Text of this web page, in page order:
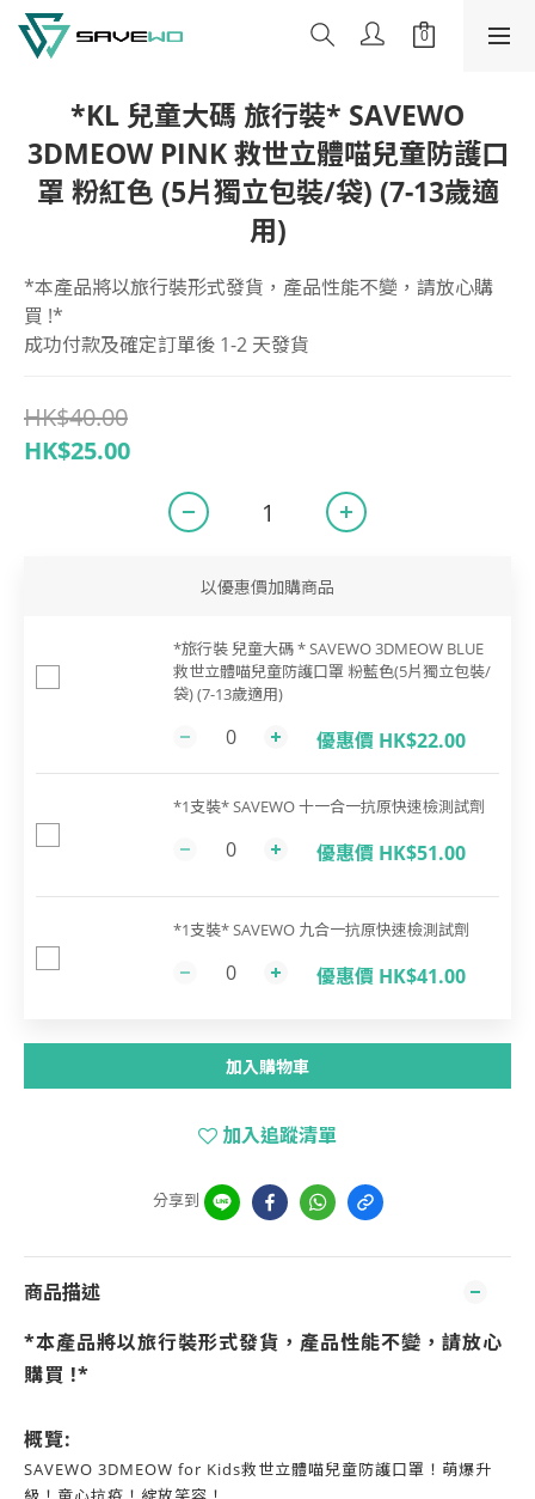
*KL 兒童大碼 旅行裝* SAVEWO
3DMEOW PINK 救世立體喵兒童防護口
罩 粉紅色 (5片獨立包裝/袋) (7-13歲適
用)
*本產品將以旅行裝形式發貨，產品性能不變，請放心購
買 !*
成功付款及確定訂單後 1-2 天發貨
HK$40.00
HK$25.00
以優惠價加購商品
*旅行裝 兒童大碼 * SAVEWO 3DMEOW BLUE
救世立體喵兒童防護口罩 粉藍色(5片獨立包裝/
袋) (7-13歲適用)
優惠價 HK$22.00
*1支裝* SAVEWO 十一合一抗原快速檢測試劑
優惠價 HK$51.00
*1支裝* SAVEWO 九合一抗原快速檢測試劑
優惠價 HK$41.00
加入購物車
加入追蹤清單
分享到
商品描述
*本產品將以旅行裝形式發貨，產品性能不變，請放心
購買 !*
概覽:
SAVEWO 3DMEOW for Kids救世立體喵兒童防護口罩！萌爆升